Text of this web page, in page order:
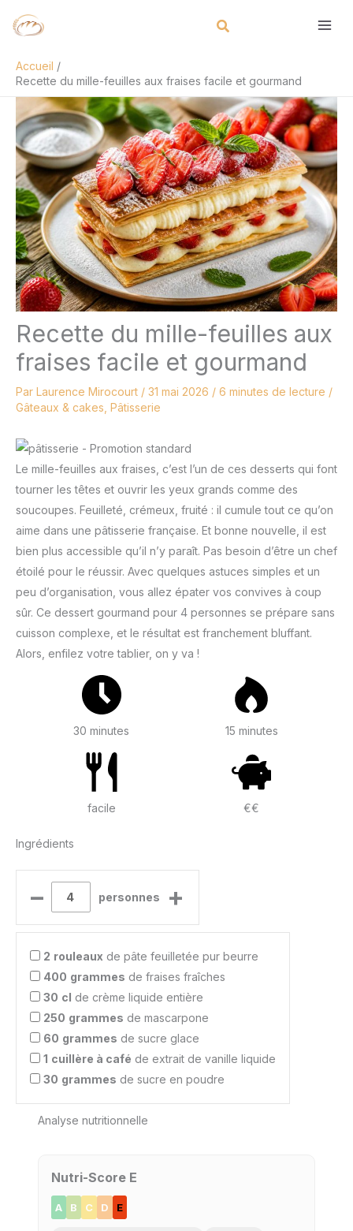
Accueil
Recette du mille-feuilles aux fraises facile et gourmand
Recette du mille-feuilles aux
fraises facile et gourmand
Par Laurence Mirocourt / 31 mai 2026 / 6 minutes de lecture /
Gâteaux & cakes Pâtisserie
Le mille-feuilles aux fraises, c’est l’un de ces desserts qui font
tourner les têtes et ouvrir les yeux grands comme des
soucoupes. Feuilleté, crémeux, fruité : il cumule tout ce qu’on
aime dans une pâtisserie française. Et bonne nouvelle, il est
bien plus accessible qu’il n’y paraît. Pas besoin d’être un chef
étoilé pour le réussir. Avec quelques astuces simples et un
peu d’organisation, vous allez épater vos convives à coup
sûr. Ce dessert gourmand pour 4 personnes se prépare sans
cuisson complexe, et le résultat est franchement bluffant.
Alors, enfilez votre tablier, on y va !
30 minutes 15 minutes
facile €€
Ingrédients
– personnes +
2 rouleaux de pâte feuilletée pur beurre
400 grammes de fraises fraîches
30 cl de crème liquide entière
250 grammes de mascarpone
60 grammes de sucre glace
1 cuillère à café de extrait de vanille liquide
30 grammes de sucre en poudre
Analyse nutritionnelle
Nutri-Score E
A B C D E